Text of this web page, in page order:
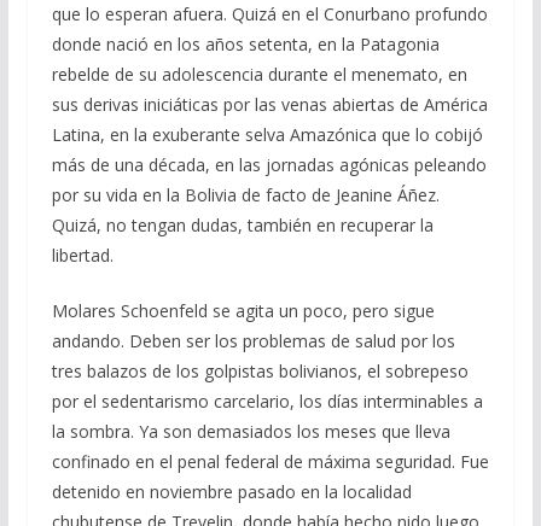
que lo esperan afuera. Quizá en el Conurbano profundo
donde nació en los años setenta, en la Patagonia
rebelde de su adolescencia durante el menemato, en
sus derivas iniciáticas por las venas abiertas de América
Latina, en la exuberante selva Amazónica que lo cobijó
más de una década, en las jornadas agónicas peleando
por su vida en la Bolivia de facto de Jeanine Áñez.
Quizá, no tengan dudas, también en recuperar la
libertad.
Molares Schoenfeld se agita un poco, pero sigue
andando. Deben ser los problemas de salud por los
tres balazos de los golpistas bolivianos, el sobrepeso
por el sedentarismo carcelario, los días interminables a
la sombra. Ya son demasiados los meses que lleva
confinado en el penal federal de máxima seguridad. Fue
detenido en noviembre pasado en la localidad
chubutense de Trevelin, donde había hecho nido luego